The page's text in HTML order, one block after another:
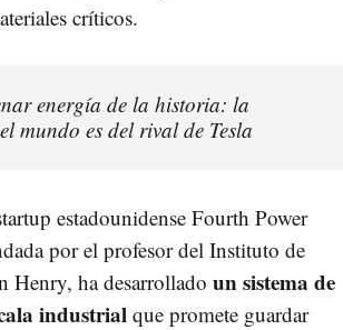
críticos.
energía de la historia: la
mundo es del rival de Tesla
estadounidense Fourth Power
por el profesor del Instituto de
Henry, ha desarrollado un sistema de
industrialque promete guardar